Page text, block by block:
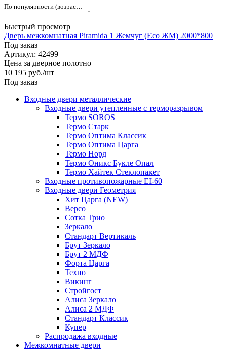
Быстрый просмотр
Дверь межкомнатная Piramida 1 Жемчуг (Eco ЖМ) 2000*800
Под заказ
Артикул: 42499
Цена за дверное полотно
10 195 руб./шт
Под заказ
Входные двери металлические
Входные двери утепленные с терморазрывом
Термо SOROS
Термо Старк
Термо Оптима Классик
Термо Оптима Царга
Термо Норд
Термо Оникс Букле Опал
Термо Хайтек Стеклопакет
Входные противопожарные EI-60
Входные двери Геометрия
Хит Царга (NEW)
Версо
Сотка Трио
Зеркало
Стандарт Вертикаль
Брут Зеркало
Брут 2 МДФ
Форта Царга
Техно
Викинг
Стройгост
Алиса Зеркало
Алиса 2 МДФ
Стандарт Классик
Купер
Распродажа входные
Межкомнатные двери